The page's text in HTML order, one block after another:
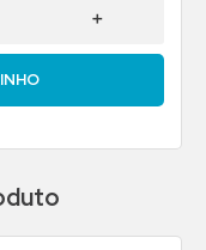
＋